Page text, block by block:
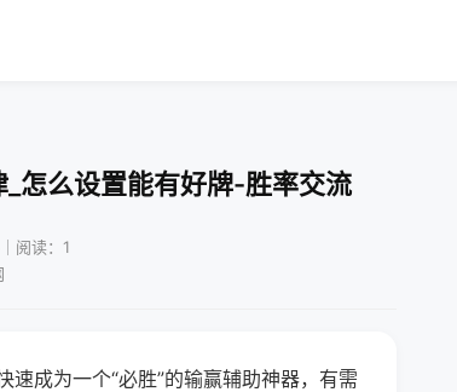
怎么设置能有好牌-胜率交流
阅读：1
成为一个“必胜”的输赢辅助神器，有需